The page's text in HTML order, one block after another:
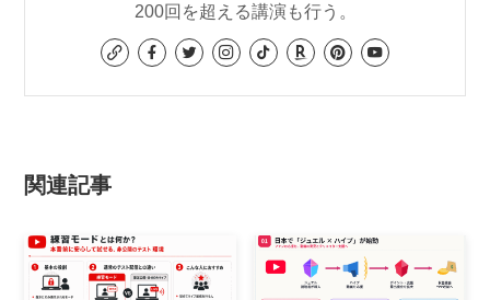
200回を超える講演も行う。
関連記事